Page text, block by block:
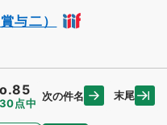
与二）
点中
次の件名 末尾